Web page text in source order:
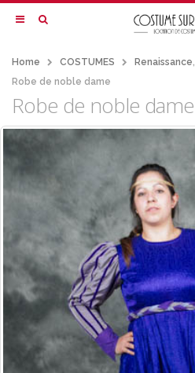
Home COSTUMES Renaissance,
Robe de noble dame
Robe de noble dame